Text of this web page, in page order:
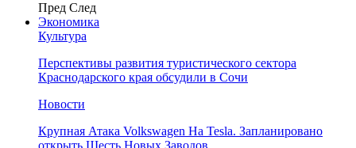
Пред След
Экономика
Культура
Перспективы развития туристического сектора
Краснодарского края обсудили в Сочи
Новости
Крупная Атака Volkswagen На Tesla. Запланировано
открыть Шесть Новых Заводов